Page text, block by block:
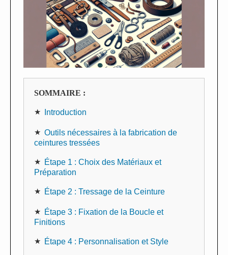
SOMMAIRE :
Introduction
Outils nécessaires à la fabrication de
ceintures tressées
Étape 1 : Choix des Matériaux et
Préparation
Étape 2 : Tressage de la Ceinture
Étape 3 : Fixation de la Boucle et
Finitions
Étape 4 : Personnalisation et Style